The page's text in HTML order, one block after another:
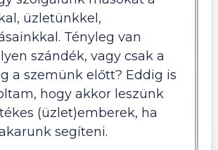
üzletünkkel,
Tényleg van
szándék, vagy csak a
a szemünk előtt? Eddig is
hogy akkor leszünk
(üzlet)emberek, ha
segíteni.